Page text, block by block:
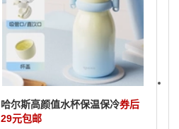
哈尔斯高颜值水杯保温保冷券后
29元包邮